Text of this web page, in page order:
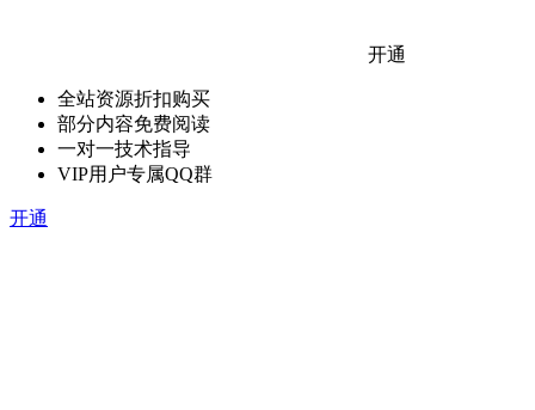
开通
全站资源折扣购买
部分内容免费阅读
一对一技术指导
VIP用户专属QQ群
开通